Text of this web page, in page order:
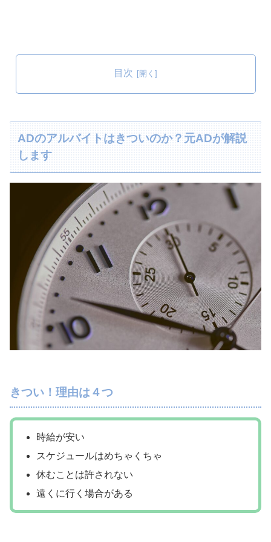
目次
ADのアルバイトはきついのか？元ADが解説
します
きつい！理由は４つ
時給が安い
スケジュールはめちゃくちゃ
休むことは許されない
遠くに行く場合がある